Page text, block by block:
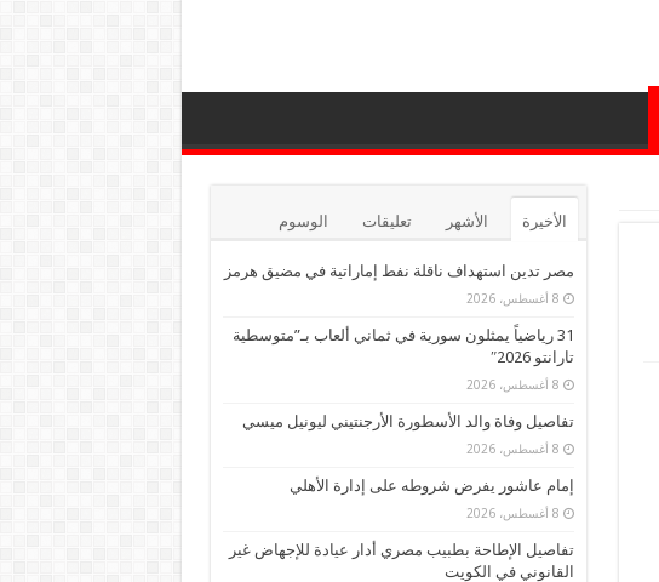
الأخيرة الأشهر تعليقات الوسوم
مصر تدين استهداف ناقلة نفط إماراتية في مضيق هرمز
8 أغسطس، 2026
31 رياضياً يمثلون سورية في ثماني ألعاب بـ”متوسطية
تارانتو 2026″
8 أغسطس، 2026
تفاصيل وفاة والد الأسطورة الأرجنتيني ليونيل ميسي
8 أغسطس، 2026
إمام عاشور يفرض شروطه على إدارة الأهلي
8 أغسطس، 2026
تفاصيل الإطاحة بطبيب مصري أدار عيادة للإجهاض غير
القانوني في الكويت